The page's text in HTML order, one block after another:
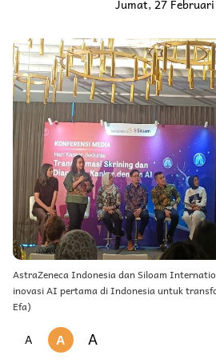
Jumat, 27
AstraZeneca Indonesia dan Siloam
inovasi AI pertama di Indonesia untuk
Efa)
A A A